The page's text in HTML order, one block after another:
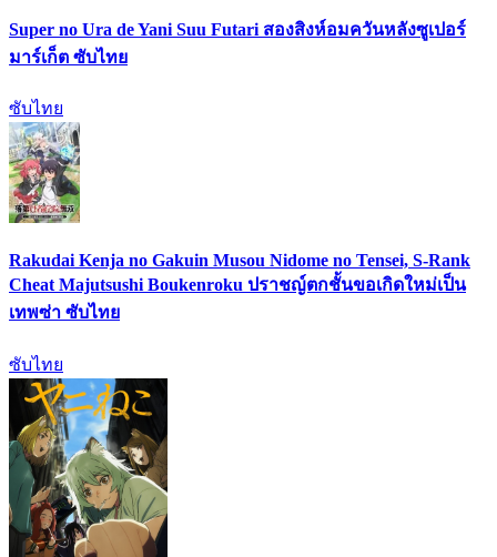
Super no Ura de Yani Suu Futari สองสิงห์อมควันหลังซูเปอร์
มาร์เก็ต ซับไทย
ซับไทย
Rakudai Kenja no Gakuin Musou Nidome no Tensei, S-Rank
Cheat Majutsushi Boukenroku ปราชญ์ตกชั้นขอเกิดใหม่เป็น
เทพซ่า ซับไทย
ซับไทย